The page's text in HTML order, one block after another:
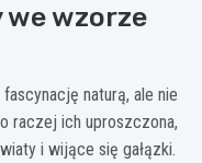
wzorze
naturą, ale nie
raczej ich uproszczona,
i wijące się gałązki.